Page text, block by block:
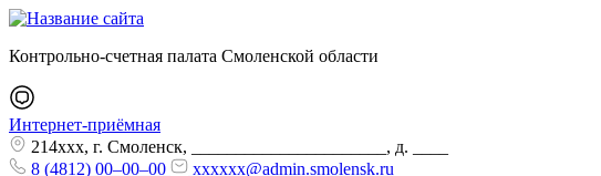
Контрольно-счетная палата Смоленской области
Интернет-приёмная
214xxx, г. Смоленск, ______________________, д. ____
8 (4812) 00–00–00
xxxxxx@admin.smolensk.ru